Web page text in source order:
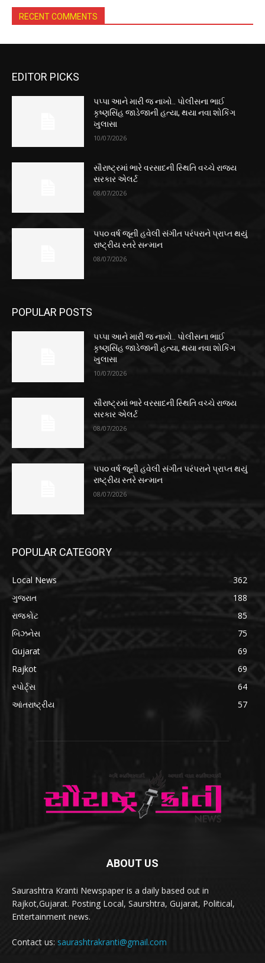
RECENT COMMENTS
EDITOR PICKS
પપ્પા આને મારી જ નાખો.. પોલીસના ભાઈ
કૃષ્ણસિંહ જાડેજાની હત્યા, થયા નવા શોકિંગ
ખુલાસા
10/07/2026
સૌરાષ્ટ્રમાં ભારે વરસાદની સ્થિતિ વચ્ચે રાજ્ય
સરકાર એલર્ટ
08/07/2026
૫૫૦ વર્ષ જૂની હવેલી સંગીત પરંપરાને પ્રાપ્ત થયું
રાષ્ટ્રીય સ્તરે સન્માન
08/07/2026
POPULAR POSTS
પપ્પા આને મારી જ નાખો.. પોલીસના ભાઈ
કૃષ્ણસિંહ જાડેજાની હત્યા, થયા નવા શોકિંગ
ખુલાસા
10/07/2026
સૌરાષ્ટ્રમાં ભારે વરસાદની સ્થિતિ વચ્ચે રાજ્ય
સરકાર એલર્ટ
08/07/2026
૫૫૦ વર્ષ જૂની હવેલી સંગીત પરંપરાને પ્રાપ્ત થયું
રાષ્ટ્રીય સ્તરે સન્માન
08/07/2026
POPULAR CATEGORY
Local News
362
ગુજરાત
188
રાજકોટ
85
બિઝનેસ
75
Gujarat
69
Rajkot
69
સ્પોર્ટ્સ
64
આંતરાષ્ટ્રીય
57
ABOUT US
Saurashtra Kranti Newspaper is a daily based out in
Rajkot,Gujarat. Posting Local, Saurshtra, Gujarat, Political,
Entertainment news.
Contact us: saurashtrakranti@gmail.com